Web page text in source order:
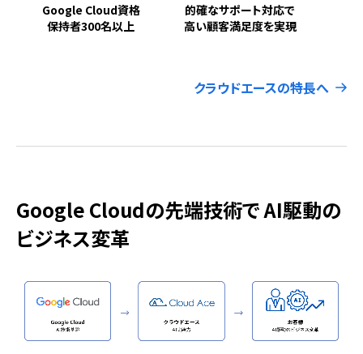
Google Cloud資格
保持者300名以上
的確なサポート対応で
高い顧客満足度を実現
クラウドエースの特長へ
Google Cloudの先端技術で AI駆動の
ビジネス変革